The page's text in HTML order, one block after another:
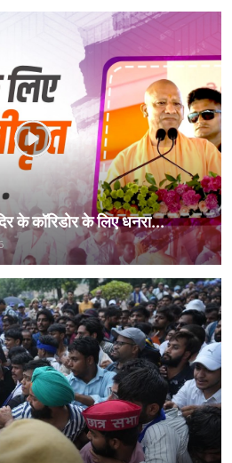
के कॉरिडोर के लिए धनरा...